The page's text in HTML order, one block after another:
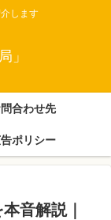
します
」
合わせ先
ポリシー
音解説｜